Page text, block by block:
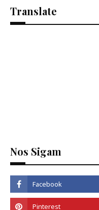
Translate
Nos Sigam